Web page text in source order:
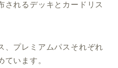
されるデッキとカードリス
、プレミアムパスそれぞれ
ています。